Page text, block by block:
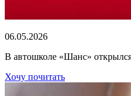
06.05.2026
В автошколе «Шанс»
Хочу почитать